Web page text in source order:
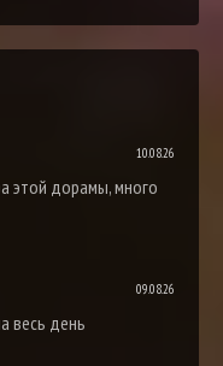
10.08.26
этой дорамы, много
09.08.26
весь день